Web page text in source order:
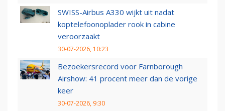
SWISS-Airbus A330 wijkt uit nadat
koptelefoonoplader rook in cabine
veroorzaakt
30-07-2026, 10:23
Bezoekersrecord voor Farnborough
Airshow: 41 procent meer dan de vorige
keer
30-07-2026, 9:30